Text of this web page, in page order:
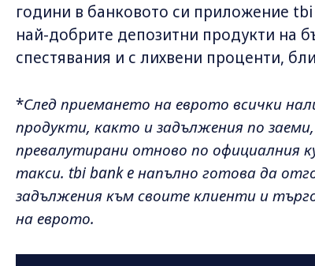
години в банковото си приложение
най-добрите депозитни продукти на
спестявания и с лихвени проценти,
*След приемането на еврото всички
продукти, както и задължения по
превалутирани отново по официалния
такси. tbi bank e напълно готова да
задължения към своите клиенти и
на еврото.